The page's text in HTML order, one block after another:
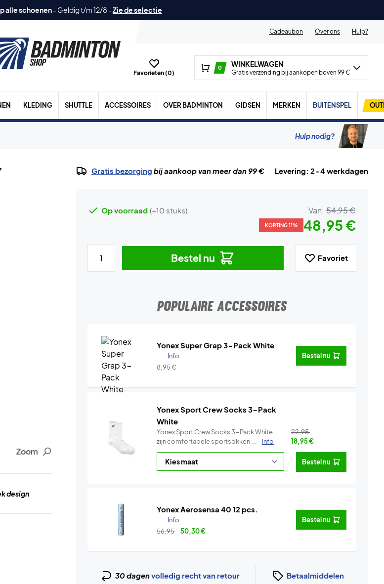
alle schoenen- Geldig t/m 12/8 -Zie de selectie
Cadeaubon
Over ons Hulp?
Favorieten (0)
0 WINKELWAGEN
Gratis verzending bij aankopen boven 99 €
KLEDING SHUTTLE ACCESSOIRES OVER BADMINTON GIDSEN MERKEN BUITENSPEL
Hulp nodig?
Zoom
design
Gratis bezorging bij aankoop van meer dan 99 € Levering: 2-4 werkdagen
Op voorraad (+10 stuks) Van: 54,95 €
KORTING 11% 48,95 €
Bestel nu Favoriet
POPULAIRE ACCESSOIRES
Yonex Super Grap 3-Pack White
Info
8,95€
Bestel nu
Yonex Sport Crew Socks 3-Pack
White
Yonex Sport Crew Socks 3-Pack White
zijn comfortabele sportsokken ...
Info
22,95
18,95€
Bestel nu
Yonex Aerosensa 40 12 pcs.
Info
56,95
50,30€
Bestel nu
30 dagenvolledig recht van retour Betaalmiddelen